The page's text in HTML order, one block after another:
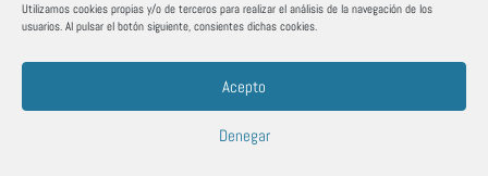
Utilizamos cookies propias y/o de terceros para realizar el análisis de la navegación de los
usuarios. Al pulsar el botón siguiente, consientes dichas cookies.
Acepto
Denegar